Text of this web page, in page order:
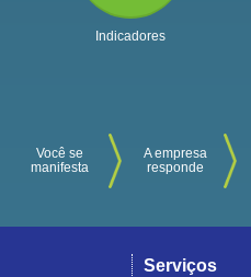
Indicadores
Você se
manifesta
A empresa
responde
Serviços